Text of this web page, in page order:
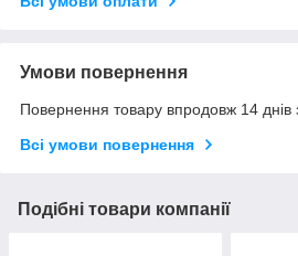
Умови повернення
Повернення товару впродовж 14 днів
Всі умови повернення
Подібні товари компанії